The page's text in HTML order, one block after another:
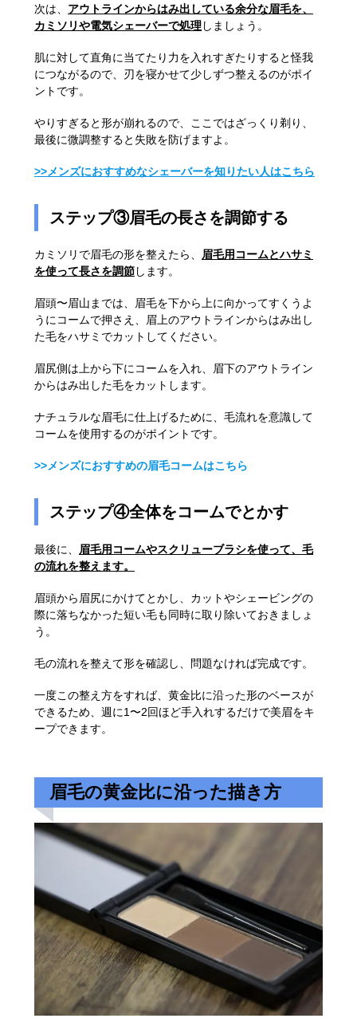
次は、 アウトラインからはみ出している余分な眉毛を、
カミソリや電気シェーバーで処理しましょう。
肌に対して直角に当てたり力を入れすぎたりすると怪我
につながるので、刃を寝かせて少しずつ整えるのがポイ
ントです。
やりすぎると形が崩れるので、ここではざっくり剃り、
最後に微調整すると失敗を防げますよ。
>>メンズにおすすめなシェーバーを知りたい人はこちら
ステップ③眉毛の長さを調節する
カミソリで眉毛の形を整えたら、
眉毛用コームとハサミ
を使って長さを調節します。
眉頭〜眉山までは、眉毛を下から上に向かってすくうよ
うにコームで押さえ、眉上のアウトラインからはみ出し
た毛をハサミでカットしてください。
眉尻側は上から下にコームを入れ、眉下のアウトライン
からはみ出した毛をカットします。
ナチュラルな眉毛に仕上げるために、毛流れを意識して
コームを使用するのがポイントです。
>>メンズにおすすめの眉毛コームはこちら
ステップ④全体をコームでとかす
最後に、
眉毛用コームやスクリューブラシを使って、毛
の流れを整えます。
眉頭から眉尻にかけてとかし、カットやシェービングの
際に落ちなかった短い毛も同時に取り除いておきましょ
う。
毛の流れを整えて形を確認し、問題なければ完成です。
一度この整え方をすれば、黄金比に沿った形のベースが
できるため、週に1〜2回ほど手入れするだけで美眉をキ
ープできます。
眉毛の黄金比に沿った描き方